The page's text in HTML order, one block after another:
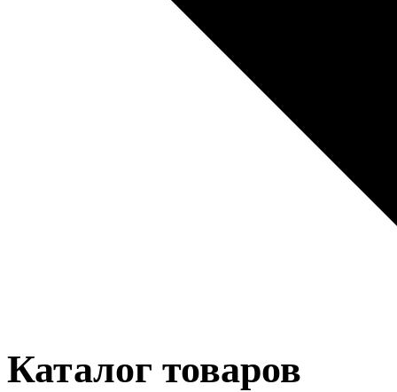
Каталог товаров